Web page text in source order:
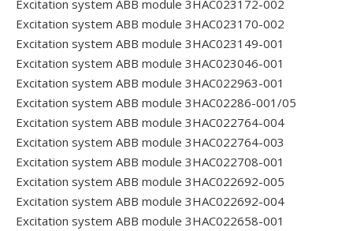
Excitation system ABB module 3HAC023172-002
Excitation system ABB module 3HAC023170-002
Excitation system ABB module 3HAC023149-001
Excitation system ABB module 3HAC023046-001
Excitation system ABB module 3HAC022963-001
Excitation system ABB module 3HAC02286-001/05
Excitation system ABB module 3HAC022764-004
Excitation system ABB module 3HAC022764-003
Excitation system ABB module 3HAC022708-001
Excitation system ABB module 3HAC022692-005
Excitation system ABB module 3HAC022692-004
Excitation system ABB module 3HAC022658-001